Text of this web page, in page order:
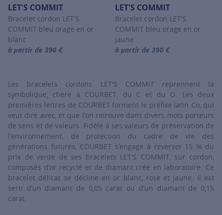
LET'S COMMIT
Bracelet cordon LET'S
COMMIT bleu orage en or
blanc
à partir de 390 €
LET'S COMMIT
Bracelet cordon LET'S
COMMIT bleu orage en or
jaune
à partir de 390 €
Les bracelets cordons LET'S COMMIT reprennent la
symbolique, chère à COURBET, du C et du O. Les deux
premières lettres de COURBET forment le préfixe latin Co, qui
veut dire avec, et que l’on retrouve dans divers mots porteurs
de sens et de valeurs. Fidèle à ses valeurs de préservation de
l’environnement, de protection du cadre de vie des
générations futures, COURBET s’engage à reverser 15 % du
prix de vente de ses bracelets LET'S COMMIT, sur cordon,
composés d’or recyclé et de diamant créé en laboratoire. Ce
bracelet délicat se décline en or blanc, rose et jaune. Il est
serti d’un diamant de 0,05 carat ou d’un diamant de 0,15
carat.